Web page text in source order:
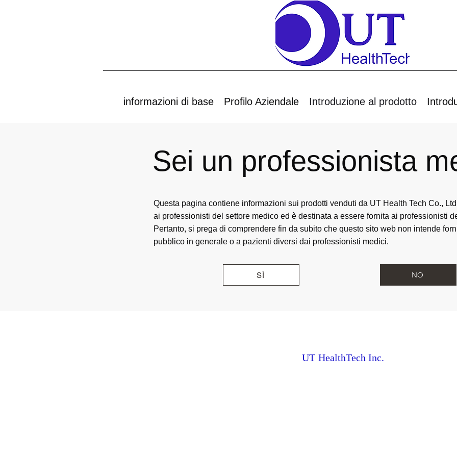
informazioni di base Profilo Aziendale Introduzione al prodotto
Sei un professionista
Questa pagina contiene informazioni sui prodotti venduti da UT Health Tech Co.,
ai professionisti del settore medico ed è destinata a essere fornita ai professionisti
Pertanto, si prega di comprendere fin da subito che questo sito web non intende
pubblico in generale o a pazienti diversi dai professionisti medici.
SÌ NO
UT HealthTech Inc.